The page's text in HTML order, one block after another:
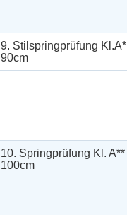
9. Stilspringprüfung Kl.A*
90cm
10. Springprüfung Kl. A**
100cm